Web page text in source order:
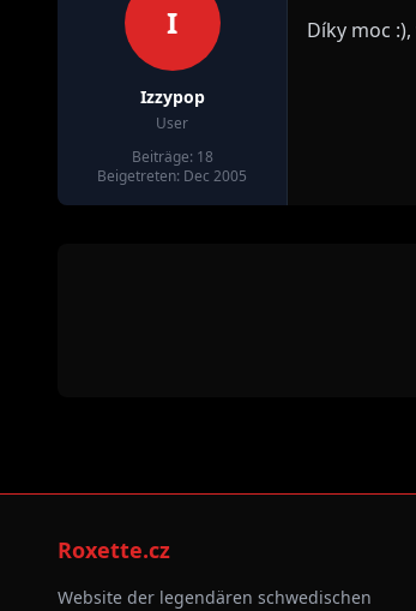
I
Izzypop
User
Beiträge: 18
Beigetreten: Dec 2005
Díky moc
Roxette.cz
Website der legendären schwedischen